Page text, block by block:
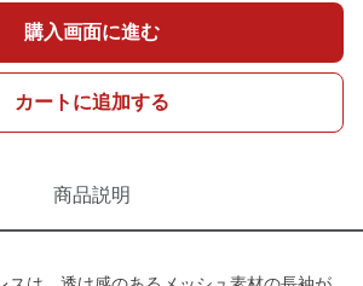
購入画面に進む
カートに追加する
商品説明